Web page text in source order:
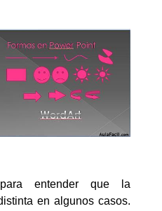
entender que la
en algunos casos.